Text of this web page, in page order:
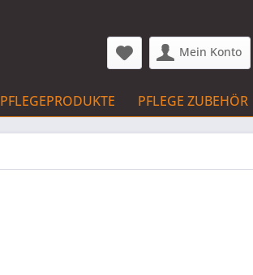
Mein Konto
PFLEGEPRODUKTE PFLEGE ZUBEHÖR